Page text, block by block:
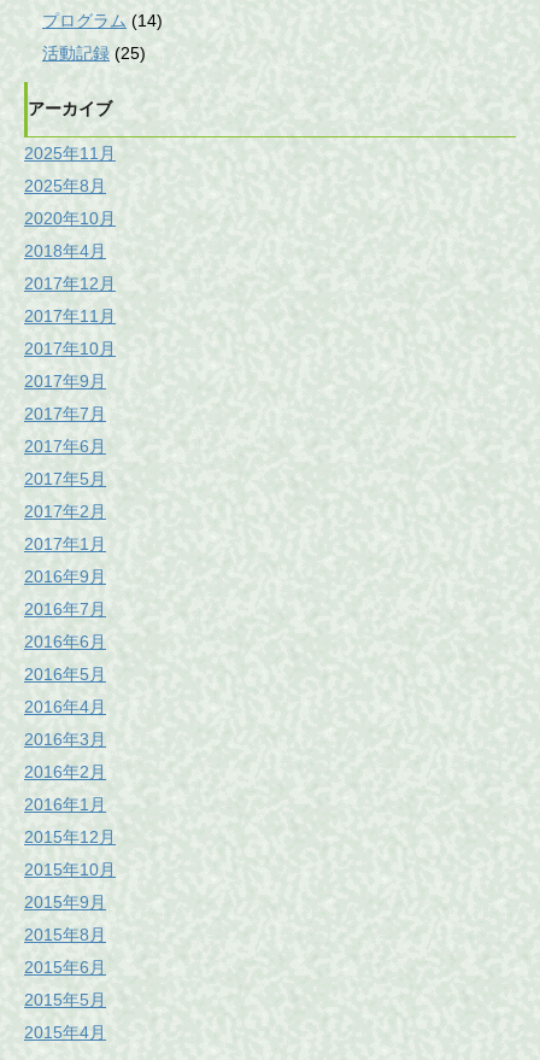
プログラム (14)
活動記録 (25)
アーカイブ
2025年11月
2025年8月
2020年10月
2018年4月
2017年12月
2017年11月
2017年10月
2017年9月
2017年7月
2017年6月
2017年5月
2017年2月
2017年1月
2016年9月
2016年7月
2016年6月
2016年5月
2016年4月
2016年3月
2016年2月
2016年1月
2015年12月
2015年10月
2015年9月
2015年8月
2015年6月
2015年5月
2015年4月